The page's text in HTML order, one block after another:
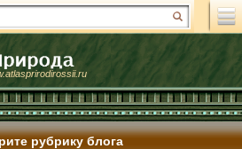
рубрику блога